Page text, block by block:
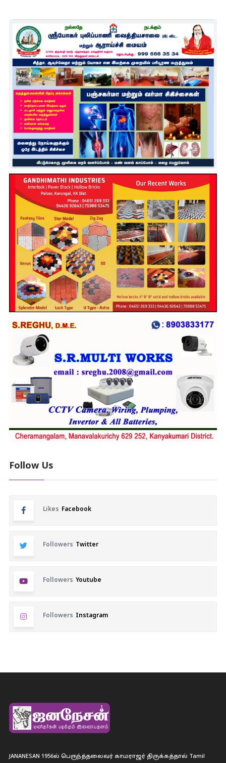
Follow Us
Likes Facebook
Followers Twitter
Followers Youtube
Followers Instagram
JANANESAN 1956ல் பெருந்த்தலைவர் காமராஜர் திருக்கத்தால் Tamil